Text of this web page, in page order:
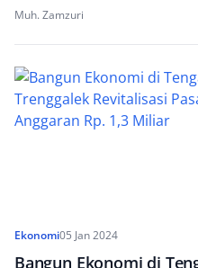
Muh. Zamzuri
Ekonomi05 Jan 2024
Bangun Ekonomi di